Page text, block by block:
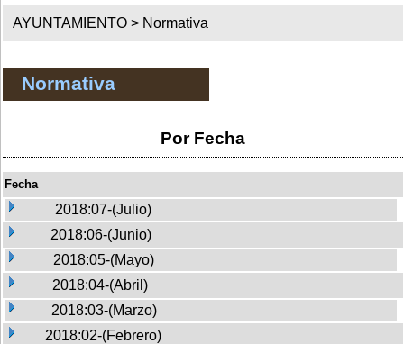
AYUNTAMIENTO > Normativa
Normativa
Por Fecha
Fecha
2018:07-(Julio)
2018:06-(Junio)
2018:05-(Mayo)
2018:04-(Abril)
2018:03-(Marzo)
2018:02-(Febrero)